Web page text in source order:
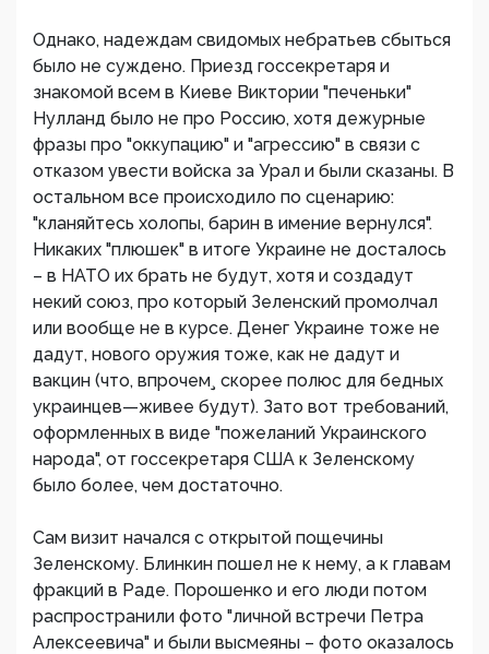
Однако, надеждам свидомых небратьев сбыться
было не суждено. Приезд госсекретаря и
знакомой всем в Киеве Виктории "печеньки"
Нулланд было не про Россию, хотя дежурные
фразы про "оккупацию" и "агрессию" в связи с
отказом увести войска за Урал и были сказаны. В
остальном все происходило по сценарию:
"кланяйтесь холопы, барин в имение вернулся".
Никаких "плюшек" в итоге Украине не досталось
– в НАТО их брать не будут, хотя и создадут
некий союз, про который Зеленский промолчал
или вообще не в курсе. Денег Украине тоже не
дадут, нового оружия тоже, как не дадут и
вакцин (что, впрочем¸ скорее полюс для бедных
украинцев—живее будут). Зато вот требований,
оформленных в виде "пожеланий Украинского
народа", от госсекретаря США к Зеленскому
было более, чем достаточно.
Сам визит начался с открытой пощечины
Зеленскому. Блинкин пошел не к нему, а к главам
фракций в Раде. Порошенко и его люди потом
распространили фото "личной встречи Петра
Алексеевича" и были высмеяны – фото оказалось